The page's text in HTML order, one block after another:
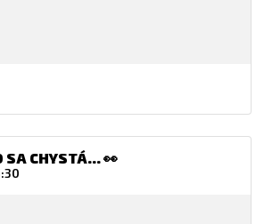
SA CHYSTÁ... 👀